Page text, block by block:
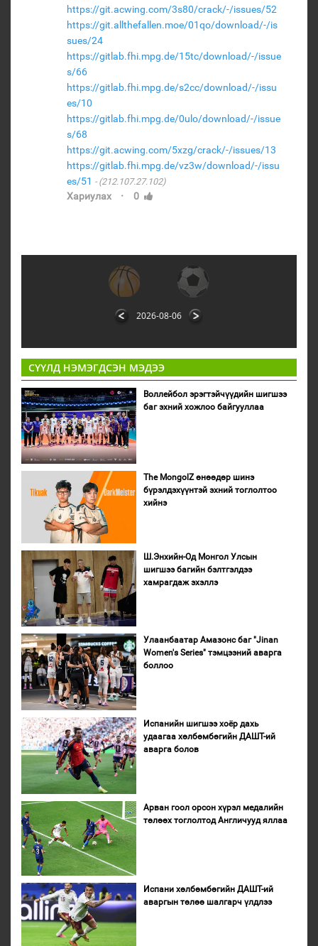
https://git.acwing.com/3s80/crack/-/issues/52
https://git.allthefallen.moe/01qo/download/-/is
sues/24
https://gitlab.fhi.mpg.de/15tc/download/-/issue
s/66
https://gitlab.fhi.mpg.de/s2cc/download/-/issu
es/10
https://gitlab.fhi.mpg.de/0ulo/download/-/issue
s/68
https://git.acwing.com/5xzg/crack/-/issues/13
https://gitlab.fhi.mpg.de/vz3w/download/-/issu
es/51
(212.107.27.102)
Хариулах · 0
2026-08-06
СҮҮЛД НЭМЭГДСЭН МЭДЭЭ
Воллейбол эрэгтэйчүүдийн шигшээ
баг эхний хожлоо байгууллаа
The MongolZ өнөөдөр шинэ
бүрэлдэхүүнтэй эхний тоглолтоо
хийнэ
Ш.Энхийн-Од Монгол Улсын
шигшээ багийн бэлтгэлдээ
хамрагдаж эхэллэ
Улаанбаатар Амазонс баг "Jinan
Women's Series" тэмцээний аварга
боллоо
Испанийн шигшээ хоёр дахь
удаагаа хөлбөмбөгийн ДАШТ-ий
аварга болов
Арван гоол орсон хүрэл медалийн
төлөөх тоглолтод Англичууд яллаа
Испани хөлбөмбөгийн ДАШТ-ий
аваргын төлөө шалгарч үлдлээ